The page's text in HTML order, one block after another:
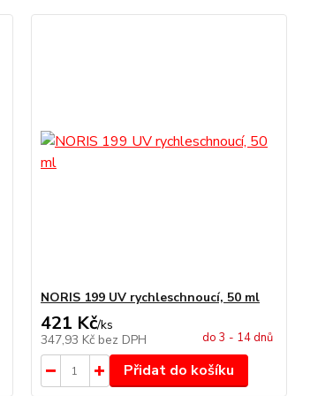
NORIS 199 UV rychleschnoucí, 50 ml
421 Kč/ks
347,93 Kč bez DPH do 3 - 14 dnů
Přidat do košíku